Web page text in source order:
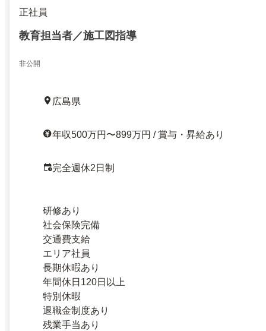
正社員
教育担当者／施工図指導
非公開
広島県
年収500万円〜899万円 / 賞与・昇給あり
完全週休2日制
研修あり
社会保険完備
交通費支給
エリア社員
長期休暇あり
年間休日120日以上
特別休暇
退職金制度あり
残業手当あり